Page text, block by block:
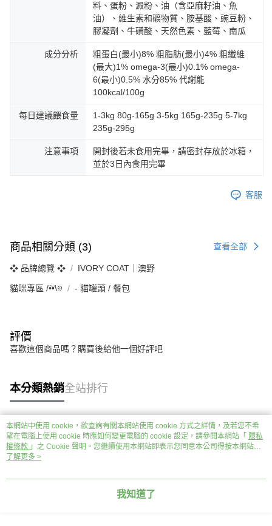
料、蛋粉、澱粉、油（含亞麻籽油、魚
油）、維生素和礦物質、胺基酸、豌豆粉、
膠凝劑、牛磺酸、天然色素、藍莓、南瓜
成分分析
粗蛋白(最小)8% 粗脂肪(最小)4% 粗纖維
(最大)1% omega-3(最小)0.1% omega-
6(最小)0.5% 水分85% 代謝能
100kcal/100g
每日建議餵食量
1-3kg 80g-165g 3-5kg 165g-235g 5-7kg
235g-295g
注意事項
開封後若未食用完畢，請密封存放於冰箱，
並於3日內食用完畢
客服
商品相關分類 (3) 查看全部
❖ 品牌總覽 ❖ IVORY COAT｜澳野
貓咪專區 /•᷅‎‎•᷄\୭ ‐ 貓罐頭 / 餐包
評價
喜歡這個商品嗎？購買後給他一個好評吧
本分類熱銷全站排行
熱門標籤
本網站中使用 cookie，欲查詢有關本網站使用 cookie 方式之詳情，及若您不希
望在電腦上使用 cookie 時應如何變更電腦的 cookie 設定，請參閱本網站「 隱私
權條款 」之 Cookie 聲明。您繼續使用本網站即表示您同意本公司得按本網站使
用條款之 Cookie 聲明使用 cookie。
了解更多 >
我知道了